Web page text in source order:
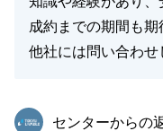
成約までの期間も期
他社には問い合わせ
東急リバブル
センターからの